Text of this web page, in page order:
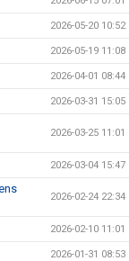
2026-05-20 10:52
2026-05-19 11:08
2026-04-01 08:44
2026-03-31 15:05
2026-03-25 11:01
2026-03-04 15:47
2026-02-24 22:34
2026-02-10 11:01
2026-01-31 08:53